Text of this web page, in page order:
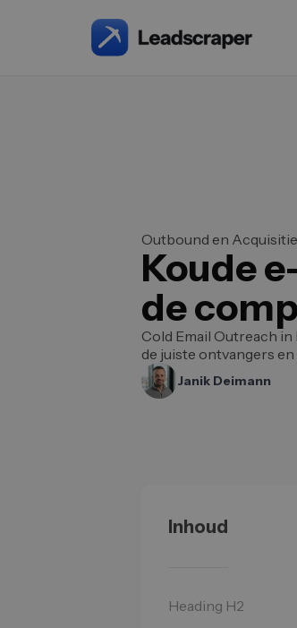
Outbound en Acquisitie
Koude
de
Cold Email Outreach
de juiste ontvangers en
Janik Deimann
Inhoud
Heading H2